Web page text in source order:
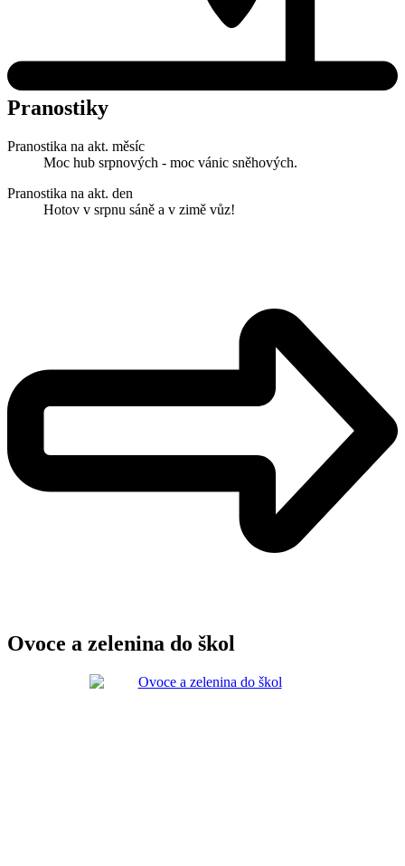
Pranostiky
Pranostika na akt. měsíc
Moc hub srpnových - moc vánic sněhových.
Pranostika na akt. den
Hotov v srpnu sáně a v zimě vůz!
Ovoce a zelenina do škol